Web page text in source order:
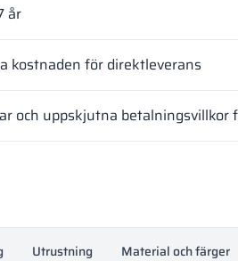
år
kostnaden för direktleverans
och uppskjutna betalningsvillkor
Utrustning Material och färger